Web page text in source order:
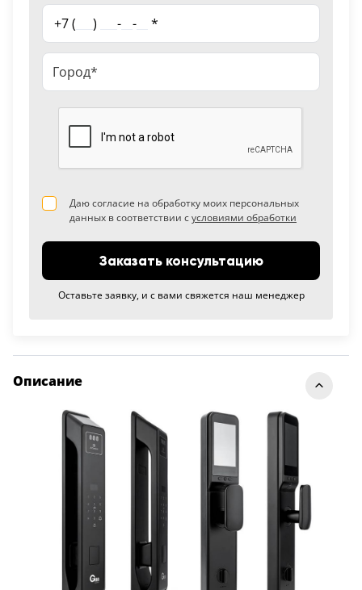
+7 ( ) - - *
Даю согласие на обработку моих персональных
данных в соответствии сусловиями обработки
Заказать консультацию
Оставьте заявку, и с вами свяжется наш менеджер
Описание